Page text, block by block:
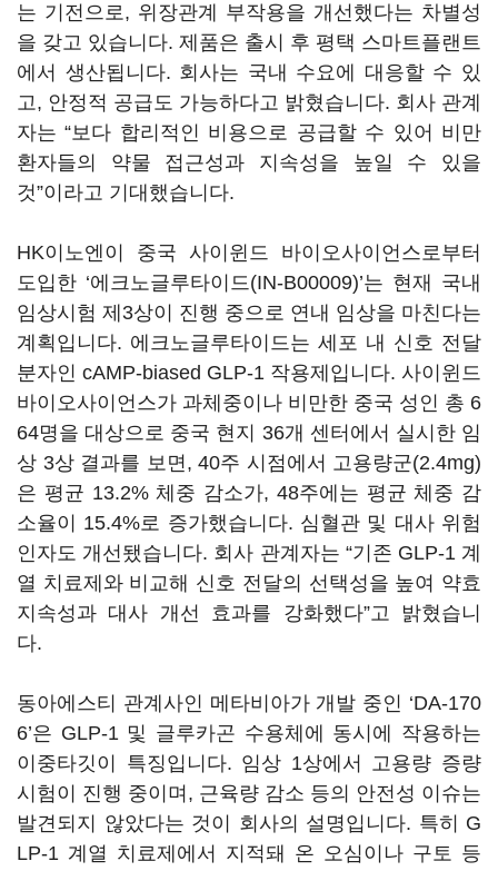
는 기전으로, 위장관계 부작용을 개선했다는 차별성
을 갖고 있습니다. 제품은 출시 후 평택 스마트플랜트
에서 생산됩니다. 회사는 국내 수요에 대응할 수 있
고, 안정적 공급도 가능하다고 밝혔습니다. 회사 관계
자는 “보다 합리적인 비용으로 공급할 수 있어 비만
환자들의 약물 접근성과 지속성을 높일 수 있을
것”이라고 기대했습니다.
HK이노엔이 중국 사이윈드 바이오사이언스로부터
도입한 ‘에크노글루타이드(IN-B00009)’는 현재 국내
임상시험 제3상이 진행 중으로 연내 임상을 마친다는
계획입니다. 에크노글루타이드는 세포 내 신호 전달
분자인 cAMP-biased GLP-1 작용제입니다. 사이윈드
바이오사이언스가 과체중이나 비만한 중국 성인 총 6
64명을 대상으로 중국 현지 36개 센터에서 실시한 임
상 3상 결과를 보면, 40주 시점에서 고용량군(2.4mg)
은 평균 13.2% 체중 감소가, 48주에는 평균 체중 감
소율이 15.4%로 증가했습니다. 심혈관 및 대사 위험
인자도 개선됐습니다. 회사 관계자는 “기존 GLP-1 계
열 치료제와 비교해 신호 전달의 선택성을 높여 약효
지속성과 대사 개선 효과를 강화했다”고 밝혔습니
다.
동아에스티 관계사인 메타비아가 개발 중인 ‘DA-170
6’은 GLP-1 및 글루카곤 수용체에 동시에 작용하는
이중타깃이 특징입니다. 임상 1상에서 고용량 증량
시험이 진행 중이며, 근육량 감소 등의 안전성 이슈는
발견되지 않았다는 것이 회사의 설명입니다. 특히 G
LP-1 계열 치료제에서 지적돼 온 오심이나 구토 등